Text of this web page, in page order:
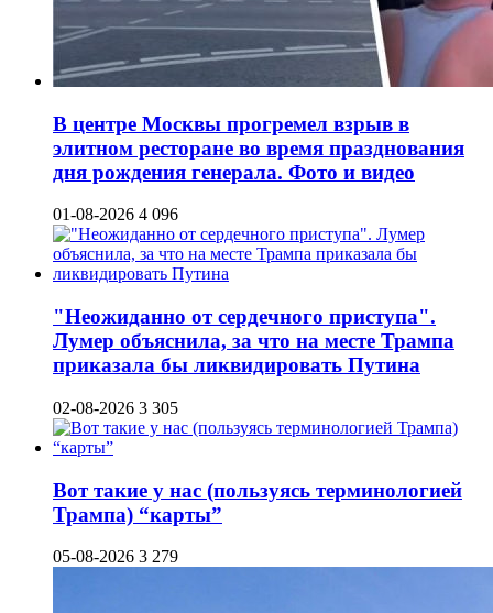
В центре Москвы прогремел взрыв в
элитном ресторане во время празднования
дня рождения генерала. Фото и видео
01-08-2026 4 096
"Неожиданно от сердечного приступа".
Лумер объяснила, за что на месте Трампа
приказала бы ликвидировать Путина
02-08-2026 3 305
Вот такие у нас (пользуясь терминологией
Трампа) “карты”
05-08-2026 3 279